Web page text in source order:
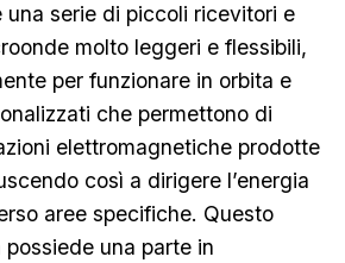
una serie di piccoli ricevitori e
molto leggeri e flessibili,
per funzionare in orbita e
che permettono di
elettromagnetiche prodotte
così a dirigere l’energia
aree specifiche. Questo
una parte in